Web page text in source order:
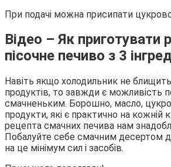
При подачі можна присипати
Відео – Як приготувати
пісочне печиво з 3
Навіть якщо холодильник не
продуктів, то завжди є можливість
смачненьким. Борошно, масло,
продукти, які є практично на кожній
рецепта смачних печива нам
Побалуйте себе смачним десертом
на це мінімум сил і засобів.